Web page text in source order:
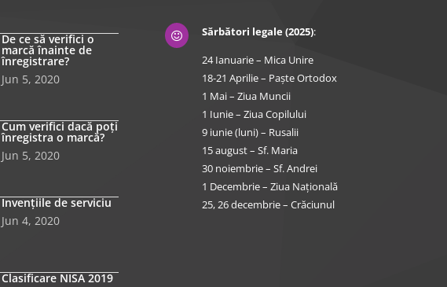
De ce să verifici o
marcă înainte de
înregistrare?
Jun 5, 2020
Cum verifici dacă poți
înregistra o marcă?
Jun 5, 2020
Invențiile de serviciu
Jun 4, 2020
Clasificare NISA 2019
 Sărbători legale (2025):
24 Ianuarie – Mica Unire
18-21 Aprilie – Paște Ortodox
1 Mai – Ziua Muncii
1 Iunie – Ziua Copilului
9 iunie (luni) – Rusalii
15 august – Sf. Maria
30 noiembrie – Sf. Andrei
1 Decembrie – Ziua Națională
25, 26 decembrie – Crăciunul